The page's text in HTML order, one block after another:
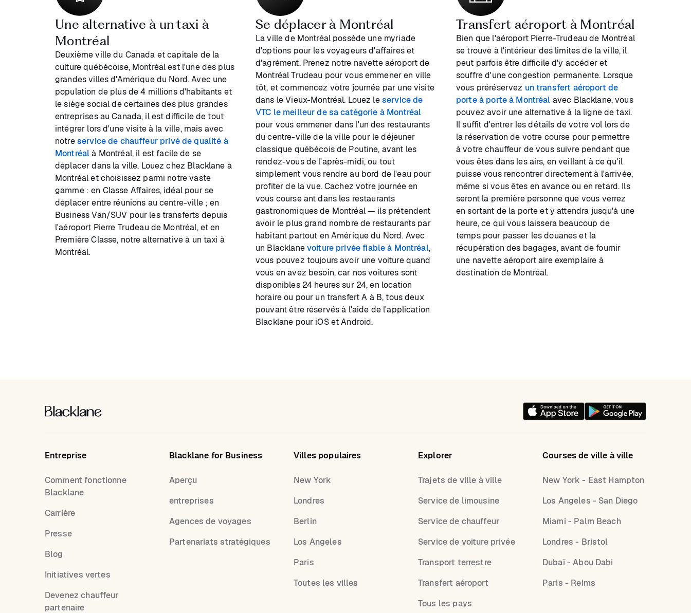
Une alternative à un taxi à
Montréal
Deuxième ville du Canada et capitale de la
culture québécoise, Montréal est l'une des plus
grandes villes d'Amérique du Nord. Avec une
population de plus de 4 millions d'habitants et
le siège social de certaines des plus grandes
entreprises au Canada, il est difficile de tout
intégrer lors d'une visite à la ville, mais avec
notreservice de chauffeur privé de qualité à
Montréalà Montréal, il est facile de se
déplacer dans la ville. Louez chez Blacklane à
Montréal et choisissez parmi notre vaste
gamme : en Classe Affaires, idéal pour se
déplacer entre réunions au centre-ville ; en
Business Van/SUV pour les transferts depuis
l'aéroport Pierre Trudeau de Montréal, et en
Première Classe, notre alternative à un taxi à
Montréal.
Se déplacer à Montréal
La ville de Montréal possède une myriade
d'options pour les voyageurs d'affaires et
d'agrément. Prenez notre navette aéroport de
Montréal Trudeau pour vous emmener en ville
tôt, et commencez votre journée par une visite
dans le Vieux-Montréal. Louez leservice de
VTC le meilleur de sa catégorie à Montréal
pour vous emmener dans l'un des restaurants
du centre-ville de la ville pour le déjeuner
classique québécois de Poutine, avant les
rendez-vous de l'après-midi, ou tout
simplement vous rendre au bord de l'eau pour
profiter de la vue. Cachez votre journée en
vous course ant dans les restaurants
gastronomiques de Montréal — ils prétendent
avoir le plus grand nombre de restaurants par
habitant partout en Amérique du Nord. Avec
un Blacklanevoiture privée fiable à Montréal,
vous pouvez toujours avoir une voiture quand
vous en avez besoin, car nos voitures sont
disponibles 24 heures sur 24, en location
horaire ou pour un transfert A à B, tous deux
pouvant être réservés à l'aide de l'application
Blacklane pour iOS et Android.
Transfert aéroport à Montréal
Bien que l'aéroport Pierre-Trudeau de Montréal
se trouve à l'intérieur des limites de la ville, il
peut parfois être difficile d'y accéder et
souffre d'une congestion permanente. Lorsque
vous préréservez un transfert aéroport de
porte à porte à Montréal avec Blacklane, vous
pouvez avoir une alternative à la ligne de taxi.
Il suffit d'entrer les détails de votre vol lors de
la réservation de votre course pour permettre
à votre chauffeur de vous suivre pendant que
vous êtes dans les airs, en veillant à ce qu'il
puisse vous rencontrer directement à l'arrivée,
même si vous êtes en avance ou en retard. Ils
seront la première personne que vous verrez
en sortant de la porte et y attendra jusqu'à une
heure, ce qui vous laissera beaucoup de
temps pour passer les douanes et la
récupération des bagages, avant de fournir
une navette aéroport aire exemplaire à
destination de Montréal.
Entreprise
Comment fonctionne
Blacklane
Carrière
Presse
Blog
Initiatives vertes
Devenez chauffeur
partenaire
Blacklane for Business
Aperçu
entreprises
Agences de voyages
Partenariats stratégiques
Villes populaires
New York
Londres
Berlin
Los Angeles
Paris
Toutes les villes
Explorer
Trajets de ville à ville
Service de limousine
Service de chauffeur
Service de voiture privée
Transport terrestre
Transfert aéroport
Tous les pays
Courses de ville à ville
New York - East Hampton
Los Angeles - San Diego
Miami - Palm Beach
Londres - Bristol
Dubaï - Abou Dabi
Paris - Reims